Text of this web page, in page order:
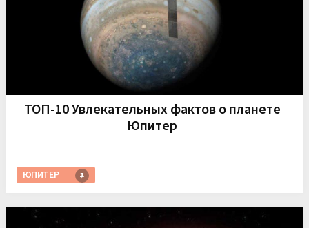
ТОП-10 Увлекательных фактов о планете
Юпитер
ЮПИТЕР